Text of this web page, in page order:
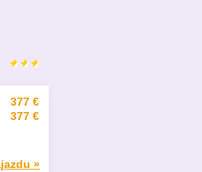
377 €
377 €
»